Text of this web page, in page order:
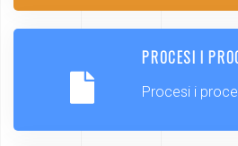
PROCESI I
Procesi i